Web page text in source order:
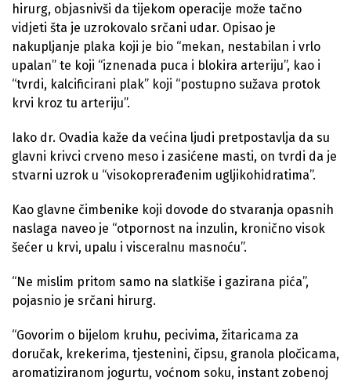
hirurg, objasnivši da tijekom operacije može tačno
vidjeti šta je uzrokovalo srčani udar. Opisao je
nakupljanje plaka koji je bio “mekan, nestabilan i vrlo
upalan” te koji “iznenada puca i blokira arteriju”, kao i
“tvrdi, kalcificirani plak” koji “postupno sužava protok
krvi kroz tu arteriju”.
Iako dr. Ovadia kaže da većina ljudi pretpostavlja da su
glavni krivci crveno meso i zasićene masti, on tvrdi da je
stvarni uzrok u “visokoprerađenim ugljikohidratima”.
Kao glavne čimbenike koji dovode do stvaranja opasnih
naslaga naveo je “otpornost na inzulin, kronično visok
šećer u krvi, upalu i visceralnu masnoću”.
“Ne mislim pritom samo na slatkiše i gazirana pića”,
pojasnio je srčani hirurg.
“Govorim o bijelom kruhu, pecivima, žitaricama za
doručak, krekerima, tjestenini, čipsu, granola pločicama,
aromatiziranom jogurtu, voćnom soku, instant zobenoj